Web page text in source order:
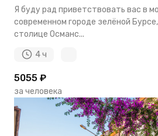
Я буду рад приветствовать вас в
современном городе зелёной
столице Османс...
4 ч
5055 ₽
за человека